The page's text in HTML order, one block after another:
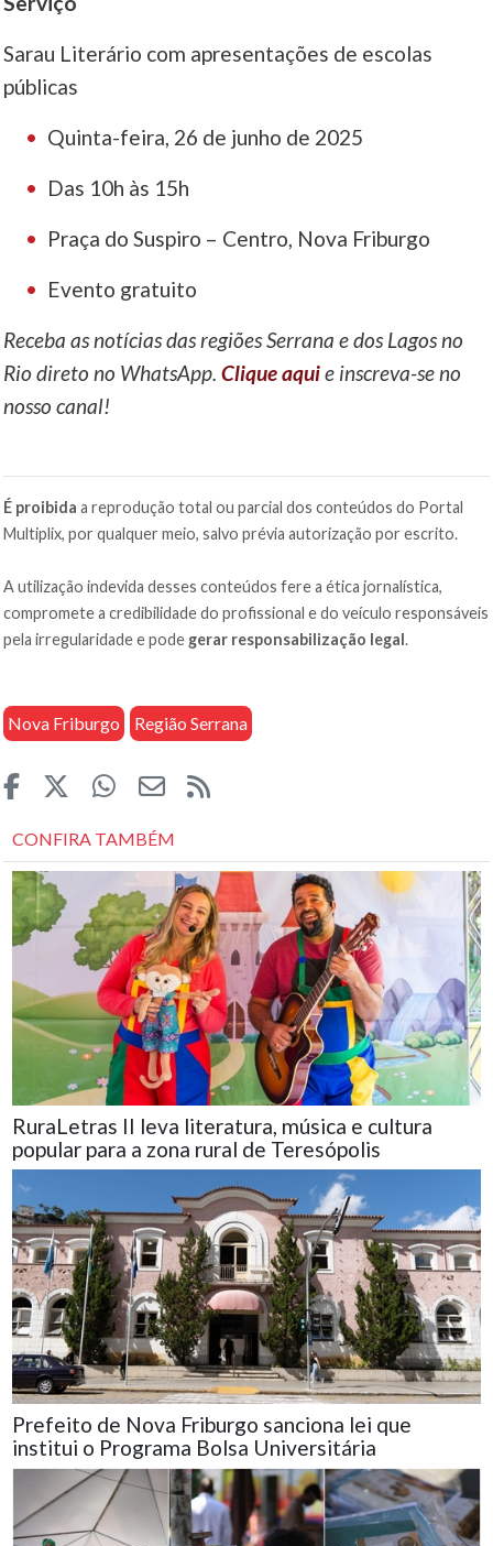
Sarau Literário com apresentações de escolas
públicas
Quinta-feira, 26 de junho de 2025
Das 10h às 15h
Praça do Suspiro – Centro, Nova Friburgo
Evento gratuito
Receba as notícias das regiões Serrana e dos Lagos no
Rio direto no WhatsApp.Clique aquie inscreva-se no
nosso canal!
É proibida a reprodução total ou parcial dos conteúdos do Portal
Multiplix, por qualquer meio, salvo prévia autorização por escrito.
A utilização indevida desses conteúdos fere a ética jornalística,
compromete a credibilidade do profissional e do veículo responsáveis
pela irregularidade e pode gerar responsabilização legal.
Nova Friburgo Região Serrana
CONFIRA TAMBÉM
RuraLetras II leva literatura, música e cultura
popular para a zona rural de Teresópolis
Prefeito de Nova Friburgo sanciona lei que
institui o Programa Bolsa Universitária